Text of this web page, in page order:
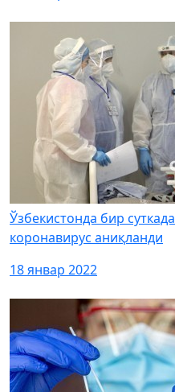
Ўзбекистонда бир
коронавирус аниқланди
18 январ 2022